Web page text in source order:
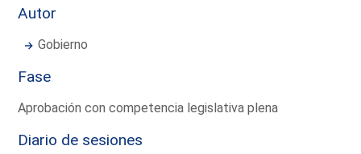
Autor
Gobierno
Fase
Aprobación con competencia legislativa plena
Diario de sesiones